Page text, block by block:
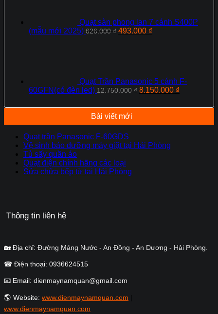
Quạt sàn phong lan 7 cánh S400P
(mẫu mới 2025) 626.000₫ Giá
493.000 ₫
Quạt Trần Panasonic 5 cánh F-
60GFN(có đèn led) 12.750.000₫ Giá
là:
8.150.000 ₫
tại
8.150.000
Bài viết mới
Quạt trần Panasonic F-60GDS
Vệ sinh bảo dưỡng máy giặt tại Hải Phòng
Tủ sấy quần áo
Quạt điện chính hãng các loại
Sửa chữa bếp từ tại Hải Phòng
Thông tin liên hệ
🏡 Địa chỉ: Đường Máng Nước - An Đồng - An Dương - Hải Phòng.
☎ Điện thoại: 0936624515
📧 Email: dienmaynamquan@gmail.com
🌎 Website: www.dienmaynamquan.com
www.dienmaynamquan.com